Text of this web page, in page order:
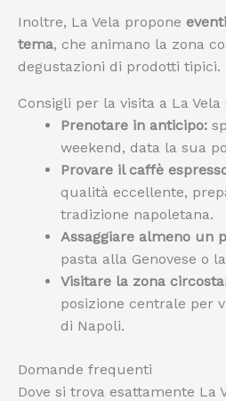
Inoltre, La Vela propone
tema, che animano la zona
degustazioni di prodotti tipici.
Consigli per la visita a La
Prenotare in anticipo:
weekend, data la sua
Provare il caffè
qualità eccellente,
tradizione napoletana.
Assaggiare almeno un
pasta alla Genovese o
Visitare la zona
posizione centrale per
di Napoli.
Domande frequenti
Dove si trova esattamente La